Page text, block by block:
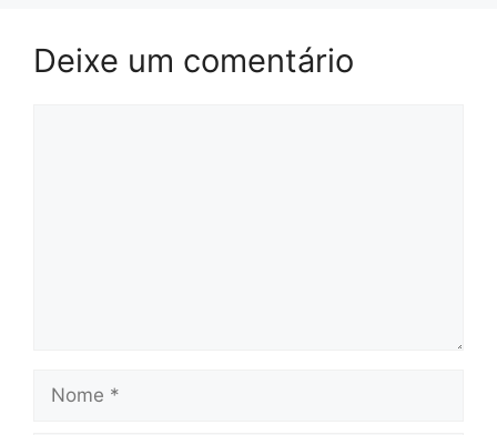
Deixe um comentário
Nome